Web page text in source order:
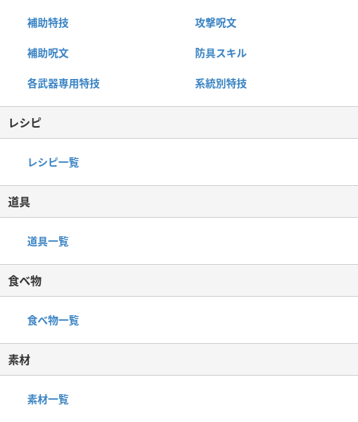
補助特技 攻撃呪文
補助呪文 防具スキル
各武器専用特技 系統別特技
レシピ
レシピ一覧
道具
道具一覧
食べ物
食べ物一覧
素材
素材一覧